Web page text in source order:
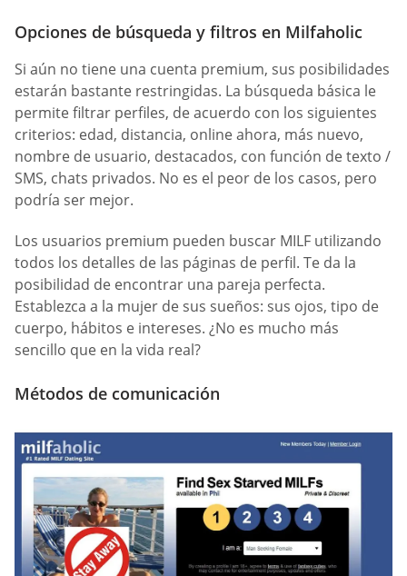
Opciones de búsqueda y filtros en Milfaholic
Si aún no tiene una cuenta premium, sus posibilidades
estarán bastante restringidas. La búsqueda básica le
permite filtrar perfiles, de acuerdo con los siguientes
criterios: edad, distancia, online ahora, más nuevo,
nombre de usuario, destacados, con función de texto /
SMS, chats privados. No es el peor de los casos, pero
podría ser mejor.
Los usuarios premium pueden buscar MILF utilizando
todos los detalles de las páginas de perfil. Te da la
posibilidad de encontrar una pareja perfecta.
Establezca a la mujer de sus sueños: sus ojos, tipo de
cuerpo, hábitos e intereses. ¿No es mucho más
sencillo que en la vida real?
Métodos de comunicación